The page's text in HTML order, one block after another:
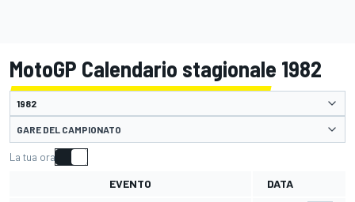
MotoGP Calendario stagionale 1982
GARE DEL CAMPIONATO
La tua ora
EVENTO DATA